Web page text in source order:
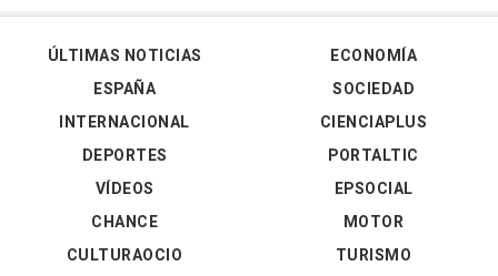
ÚLTIMAS NOTICIAS
ESPAÑA
INTERNACIONAL
DEPORTES
VÍDEOS
ECONOMÍA
SOCIEDAD
CIENCIAPLUS
PORTALTIC
EPSOCIAL
CHANCE
CULTURAOCIO
MOTOR
TURISMO